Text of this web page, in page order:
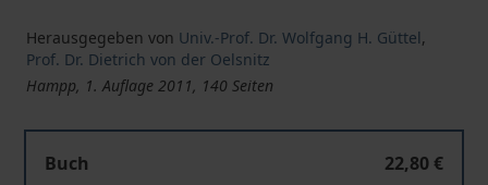
Herausgegeben von Univ.-Prof. Dr. Wolfgang H. Güttel,
Prof. Dr. Dietrich von der Oelsnitz
Hampp, 1. Auflage 2011, 140 Seiten
Buch
22,80 €